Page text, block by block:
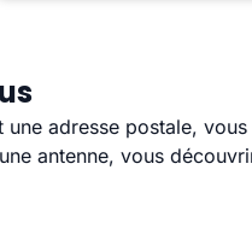
adresse postale,
antenne, vous